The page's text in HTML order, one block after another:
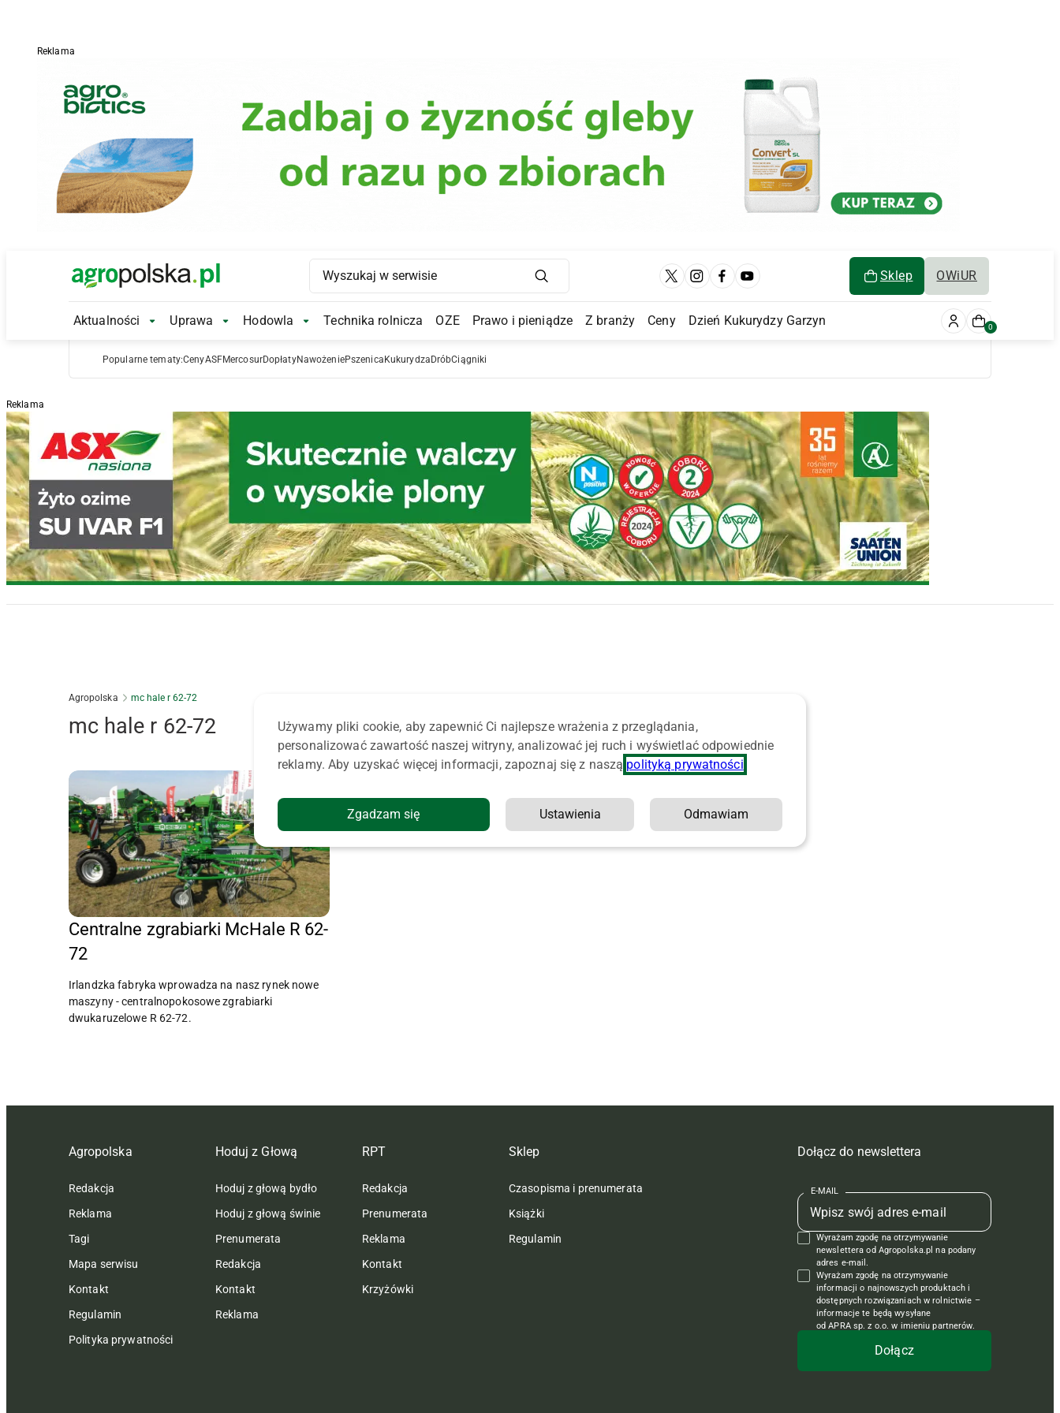
Reklama
Main Logo Sklep OWiUR
Main Navigation
Aktualności Aktualności Submenu
Uprawa Uprawa Submenu
Hodowla Hodowla Submenu
Technika rolnicza OZE Prawo i pieniądze Z branży Ceny Dzień Kukurydzy Garzyn 0
Popularne tematy:CenyASFMercosurDopłatyNawożeniePszenica Kukurydza DróbCiągniki
Reklama
Agropolska mc hale r 62-72
mc hale r 62-72
Centralne zgrabiarki McHale R 62-
72
Irlandzka fabryka wprowadza na nasz rynek nowe
maszyny - centralnopokosowe zgrabiarki
dwukaruzelowe R 62-72.
Agropolska
Redakcja
Reklama
Tagi
Mapa serwisu
Kontakt
Regulamin
Polityka prywatności
Hoduj z Głową
Hoduj z głową bydło
Hoduj z głową świnie
Prenumerata
Redakcja
Kontakt
Reklama
RPT
Redakcja
Prenumerata
Reklama
Kontakt
Krzyżówki
Sklep
Czasopisma i prenumerata
Książki
Regulamin
Dołącz do newslettera
E-MAIL
Wyrażam zgodę na otrzymywanie
newslettera od Agropolska.pl na podany
adres e-mail.
Wyrażam zgodę na otrzymywanie
informacji o najnowszych produktach i
dostępnych rozwiązaniach w rolnictwie –
informacje te będą wysyłane
od APRA sp. z o.o. w imieniu partnerów.
Używamy pliki cookie, aby zapewnić Ci najlepsze wrażenia z przeglądania,
personalizować zawartość naszej witryny, analizować jej ruch i wyświetlać odpowiednie
reklamy. Aby uzyskać więcej informacji, zapoznaj się z naszą polityką prywatności
Zgadzam się Ustawienia Odmawiam